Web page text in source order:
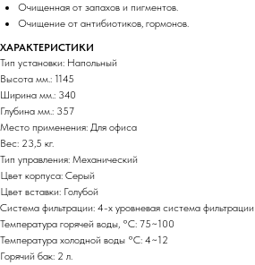
Очищенная от запахов и пигментов.
Очищение от антибиотиков, гормонов.
ХАРАКТЕРИСТИКИ
Тип установки: Напольный
Высота мм.: 1145
Ширина мм.: 340
Глубина мм.: 357
Место применения: Для офиса
Вес: 23,5 кг.
Тип управления: Механический
Цвет корпуса: Серый
Цвет вставки: Голубой
Система фильтрации: 4-х уровневая система фильтрации
Температура горячей воды, °C: 75~100
Температура холодной воды °C: 4~12
Горячий бак: 2 л.